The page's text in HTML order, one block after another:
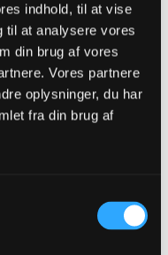
indhold, til at vise
til at analysere vores
din brug af vores
Vores partnere
oplysninger, du har
fra din brug af
16119
ikke alt for glad ud
men ud over det har